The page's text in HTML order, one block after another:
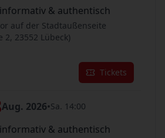
& authentisch
auf der Stadtaußenseite
2, 23552 Lübeck)
Tickets
Aug. 2026•Sa. 14:00
& authentisch